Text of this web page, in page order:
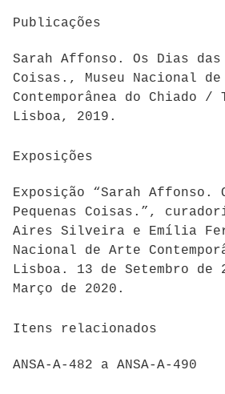
Publicações
Sarah Affonso. Os Dias das
Coisas., Museu Nacional
Contemporânea do Chiado
Lisboa, 2019.
Exposições
Exposição “Sarah Affonso.
Pequenas Coisas.”,
Aires Silveira e Emília
Nacional de Arte
Lisboa. 13 de Setembro de
Março de 2020.
Itens relacionados
ANSA-A-482 a ANSA-A-490